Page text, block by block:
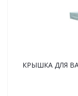
КРЫШКА ДЛЯ